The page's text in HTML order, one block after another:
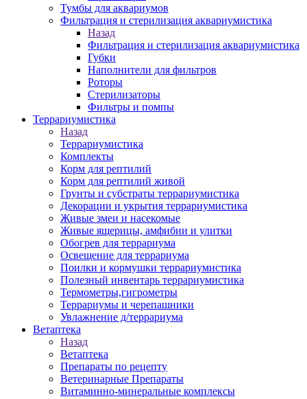
Тумбы для аквариумов
Фильтрация и стерилизация аквариумистика
Назад
Фильтрация и стерилизация аквариумистика
Губки
Наполнители для фильтров
Роторы
Стерилизаторы
Фильтры и помпы
Террариумистика
Назад
Террариумистика
Комплекты
Корм для рептилий
Корм для рептилий живой
Грунты и субстраты террариумистика
Декорации и укрытия террариумистика
Живые змеи и насекомые
Живые ящерицы, амфибии и улитки
Обогрев для террариума
Освещение для террариума
Поилки и кормушки террариумистика
Полезный инвентарь террариумистика
Термометры,гигрометры
Террариумы и черепашники
Увлажнение д/террариума
Ветаптека
Назад
Ветаптека
Препараты по рецепту
Ветеринарные Препараты
Витаминно-минеральные комплексы